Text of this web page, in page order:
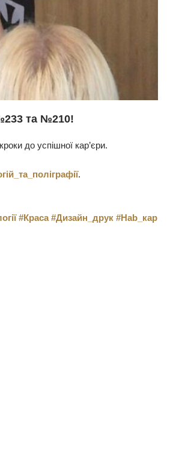
та №210!
до успішної кар’єри.
.
#Краса #Дизайн_друк #Hab_кар